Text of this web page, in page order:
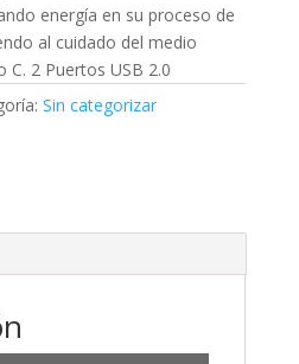
energía en su proceso de
al cuidado del medio
C. 2 Puertos USB 2.0
Sin categorizar